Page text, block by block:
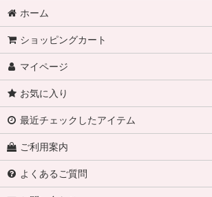
ホーム
ショッピングカート
マイページ
お気に入り
最近チェックしたアイテム
ご利用案内
よくあるご質問